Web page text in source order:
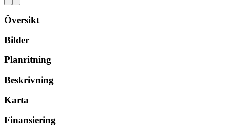
Översikt
Bilder
Planritning
Beskrivning
Karta
Finansiering